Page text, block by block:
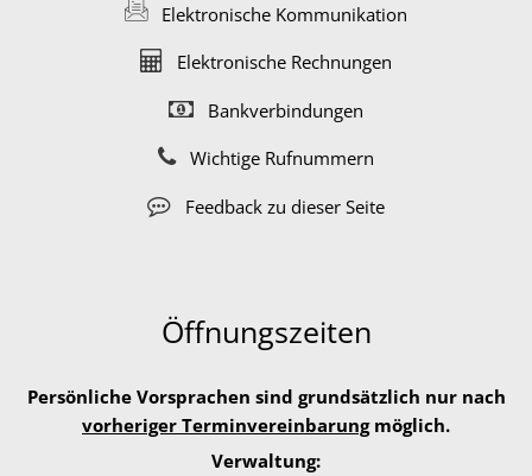
Elektronische Kommunikation
Elektronische Rechnungen
Bankverbindungen
Wichtige Rufnummern
Feedback zu dieser Seite
Öffnungszeiten
Persönliche Vorsprachen sind grundsätzlich nur nach
vorheriger Terminvereinbarungmöglich.
Verwaltung: